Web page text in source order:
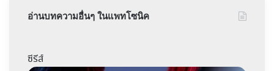
อ่านบทความอื่นๆ ในแพทโซนิค
ซีรีส์